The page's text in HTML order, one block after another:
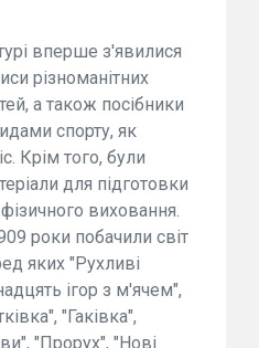
вперше з'явилися
різноманітних
а також посібники
спорту, як
Крім того, були
для підготовки
фізичного виховання.
роки побачили світ
яких "Рухливі
ігор з м'ячем",
"Гаківка",
"Прорух", "Нові